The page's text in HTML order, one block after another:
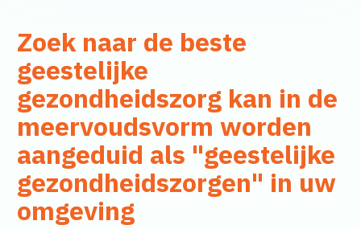
Zoek naar de beste
geestelijke
gezondheidszorg kan in de
meervoudsvorm worden
aangeduid als "geestelijke
gezondheidszorgen" in uw
omgeving